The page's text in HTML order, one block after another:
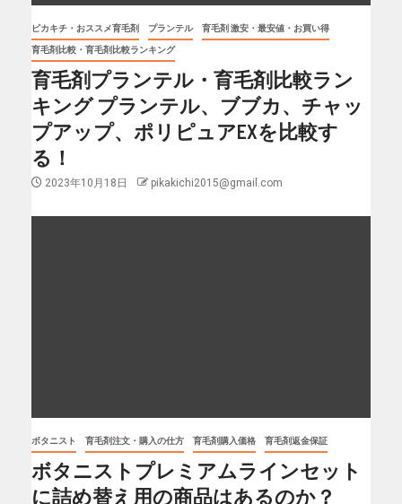
ピカキチ・おススメ育毛剤 プランテル 育毛剤 激安・最安値・お買い得
育毛剤比較・育毛剤比較ランキング
育毛剤プランテル・育毛剤比較ラン
キング プランテル、ブブカ、チャッ
プアップ、ポリピュアEXを比較す
る！
2023年10月18日 pikakichi2015@gmail.com
ボタニスト 育毛剤注文・購入の仕方 育毛剤購入価格 育毛剤返金保証
ボタニストプレミアムラインセット
に詰め替え用の商品はあるのか？